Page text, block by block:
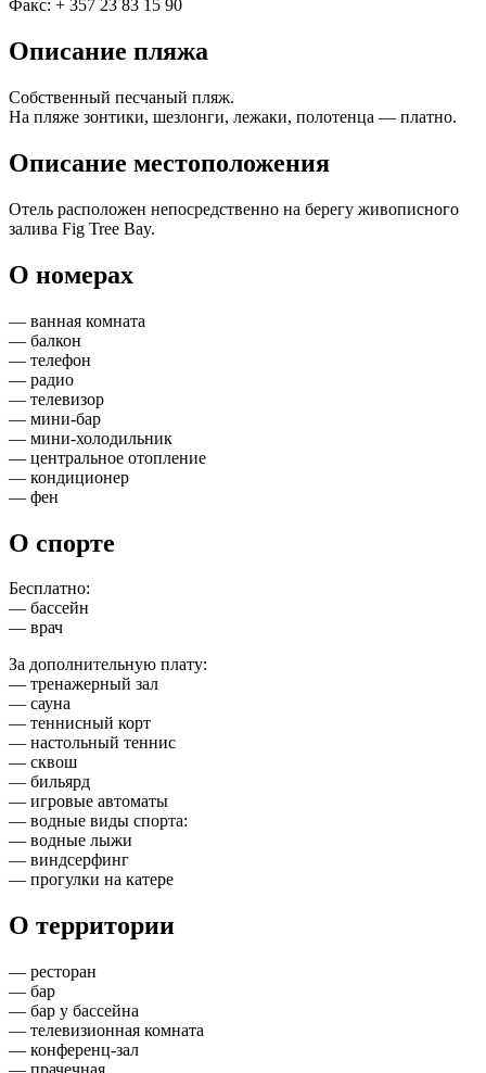
Факс: + 357 23 83 15 90
Описание пляжа
Собственный песчаный пляж.
На пляже зонтики, шезлонги, лежаки, полотенца — платно.
Описание местоположения
Отель расположен непосредственно на берегу живописного
залива Fig Tree Bay.
О номерах
— ванная комната
— балкон
— телефон
— радио
— телевизор
— мини-бар
— мини-холодильник
— центральное отопление
— кондиционер
— фен
О спорте
Бесплатно:
— бассейн
— врач
За дополнительную плату:
— тренажерный зал
— сауна
— теннисный корт
— настольный теннис
— сквош
— бильярд
— игровые автоматы
— водные виды спорта:
— водные лыжи
— виндсерфинг
— прогулки на катере
О территории
— ресторан
— бар
— бар у бассейна
— телевизионная комната
— конференц-зал